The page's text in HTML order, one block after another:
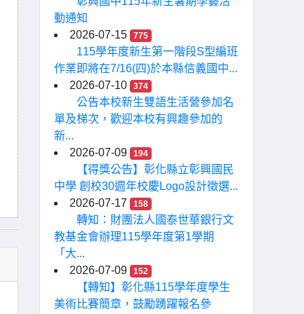
動通知
2026-07-15
775
115學年度新生第一階段S型編班
作業即將在7/16(四)於本縣信義國中...
2026-07-10
374
公告本校新生雙語生活營參加名
單及梯次，歡迎本校有興趣參加的
新...
2026-07-09
194
【得獎公告】彰化縣立彰興國民
中學 創校30週年校慶Logo設計徵選...
2026-07-17
158
轉知：財團法人國泰世華銀行文
教基金會辦理115學年度第1學期
「大...
2026-07-09
152
【轉知】彰化縣115學年度學生
美術比賽簡章，鼓勵踴躍報名參